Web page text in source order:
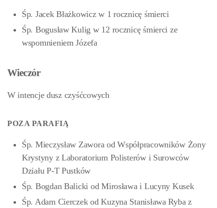
Śp. Jacek Błażkowicz w 1 rocznicę śmierci
Śp. Bogusław Kulig w 12 rocznicę śmierci ze
wspomnieniem Józefa
Wieczór
W intencje dusz czyśćcowych
POZA PARAFIĄ
Śp. Mieczysław Zawora od Współpracowników Żony
Krystyny z Laboratorium Polisterów i Surowców
Działu P-T Pustków
Śp. Bogdan Balicki od Mirosława i Lucyny Kusek
Śp. Adam Cierczek od Kuzyna Stanisława Ryba z